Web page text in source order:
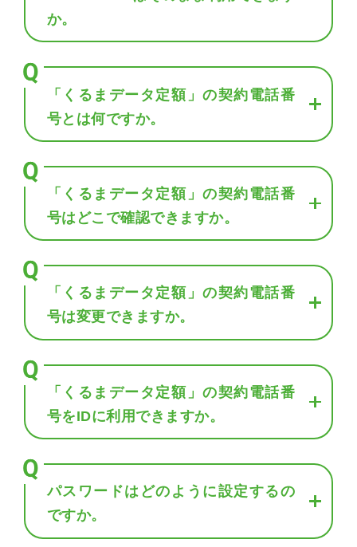
か。
「くるまデータ定額」の契約電話番
号とは何ですか。
「くるまデータ定額」の契約電話番
号はどこで確認できますか。
「くるまデータ定額」の契約電話番
号は変更できますか。
「くるまデータ定額」の契約電話番
号をIDに利用できますか。
パスワードはどのように設定するの
ですか。